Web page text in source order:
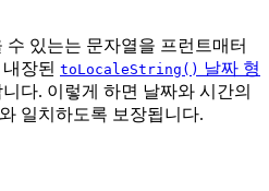
수 있는는 문자열을 프런트매터
장된 toLocaleString() 날짜 형
다. 이렇게 하면 날짜와 시간의
일치하도록 보장됩니다.